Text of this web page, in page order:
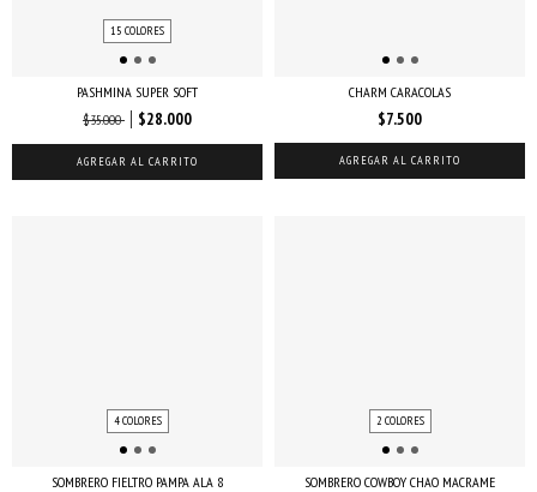
15 COLORES
PASHMINA SUPER SOFT
$35.000
$28.000
AGREGAR AL CARRITO
CHARM CARACOLAS
$7.500
AGREGAR AL CARRITO
4 COLORES
SOMBRERO FIELTRO PAMPA ALA 8
2 COLORES
SOMBRERO COWBOY CHAO MACRAME